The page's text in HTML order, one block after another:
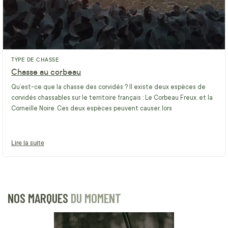
TYPE DE CHASSE
Chasse au corbeau
Qu’est-ce que la chasse des corvidés ? Il existe deux espèces de
corvidés chassables sur le territoire français : Le Corbeau Freux, et la
Corneille Noire. Ces deux espèces peuvent causer, lors
Lire la suite
NOS MARQUES DU MOMENT